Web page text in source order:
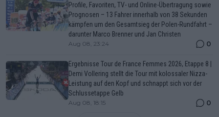
Profile, Favoriten, TV- und Online-Übertragung sowie
Prognosen – 13 Fahrer innerhalb von 38 Sekunden
kämpfen um den Gesamtsieg der Polen-Rundfahrt –
darunter Marco Brenner und Jan Christen
Aug 08, 23:24 0
Ergebnisse Tour de France Femmes 2026, Etappe 8 |
Demi Vollering stellt die Tour mit kolossaler Nizza-
Leistung auf den Kopf und schnappt sich vor der
Schlussetappe Gelb
Aug 08, 18:15 0